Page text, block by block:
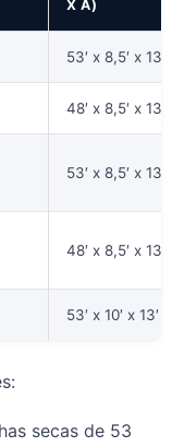
X A)
53′ x 8,5′ x
48′ x 8,5′ x
53′ x 8,5′ x
48′ x 8,5′ x
53′ x 10′ x 13′
secas de 53